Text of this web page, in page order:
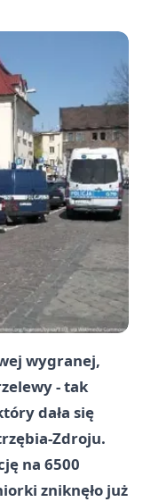
wygranej,
- tak
dała się
Zdroju.
na 6500
zniknęło już